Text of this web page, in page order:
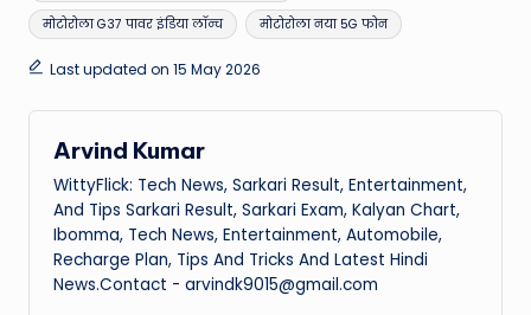
मोटोरोला G37 पावर इंडिया लॉन्च मोटोरोला नया 5G फोन
Last updated on 15 May 2026
Arvind Kumar
WittyFlick: Tech News, Sarkari Result, Entertainment,
And Tips Sarkari Result, Sarkari Exam, Kalyan Chart,
Ibomma, Tech News, Entertainment, Automobile,
Recharge Plan, Tips And Tricks And Latest Hindi
News.Contact - arvindk9015@gmail.com